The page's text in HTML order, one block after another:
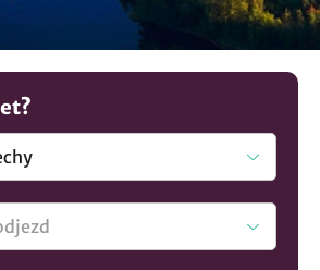
a vypravte se za ochutnávkou
Máte jinou představu? V nabídce
ubytování v lokalitě Střední Čechy..